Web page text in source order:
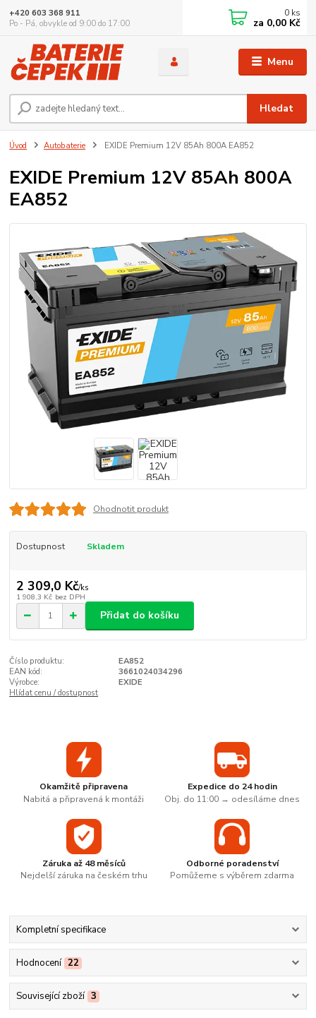
Menu
Hledat
+420 603 368 911
Po - Pá, obvykle od 9:00 do 17:00
0 ks
za 0,00 Kč
Úvod Autobaterie EXIDE Premium 12V 85Ah 800A EA852
EXIDE Premium 12V 85Ah 800A
EA852
Ohodnotit produkt
Dostupnost Skladem
2 309,0 Kč/ks
1 908,3 Kč bez DPH
Přidat do košíku
Číslo produktu:
EA852
EAN kód:
3661024034296
Výrobce:
EXIDE
Hlídat cenu / dostupnost
Okamžitě připravena
Nabitá a připravená k montáži
Expedice do 24 hodin
Obj. do 11:00 → odesíláme dnes
Záruka až 48 měsíců
Nejdelší záruka na českém trhu
Odborné poradenství
Pomůžeme s výběrem zdarma
Kompletní specifikace
Hodnocení 22
Související zboží 3